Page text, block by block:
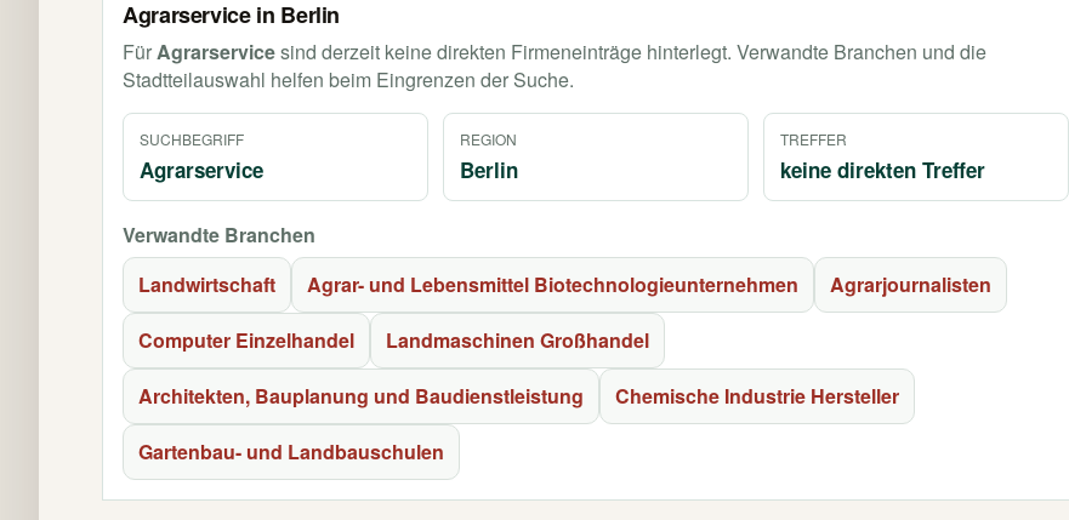
Agrarservice in Berlin
FürAgrarservicesind derzeit keine direkten Firmeneinträge hinterlegt. Verwandte Branchen und die
Stadtteilauswahl helfen beim Eingrenzen der Suche.
SUCHBEGRIFF
Agrarservice
REGION
Berlin
TREFFER
keine direkten Treffer
Verwandte Branchen
Landwirtschaft
Agrar- und Lebensmittel Biotechnologieunternehmen
Agrarjournalisten
Computer Einzelhandel
Landmaschinen Großhandel
Architekten, Bauplanung und Baudienstleistung
Chemische Industrie Hersteller
Gartenbau- und Landbauschulen